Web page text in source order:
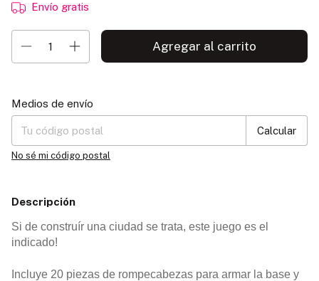
Envío gratis
Entregas para el CP:
Medios de envío
Calcular
No sé mi código postal
Descripción
Si de construír una ciudad se trata, este juego es el
indicado!
Incluye 20 piezas de rompecabezas para armar la base y